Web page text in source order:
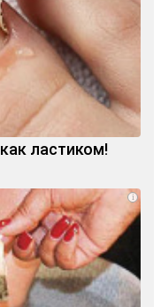
ластиком!
i